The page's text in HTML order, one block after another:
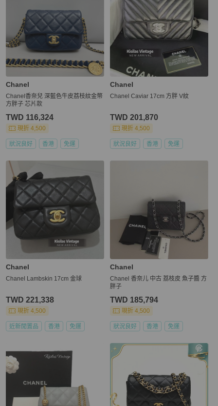
Chanel
Chanel香奈兒 深藍色牛皮荔枝紋金幣
方胖子 芯片款
TWD 116,324
現折 4,500
狀況良好 香港 免運
Chanel
Chanel Caviar 17cm 方胖 V紋
TWD 201,870
現折 4,500
狀況良好 香港 免運
Chanel
Chanel Lambskin 17cm 金球
TWD 221,338
現折 4,500
近新閒置品 香港 免運
Chanel
Chanel 香奈儿 中古 荔枝皮 魚子醬 方
胖子
TWD 185,794
現折 4,500
狀況良好 香港 免運